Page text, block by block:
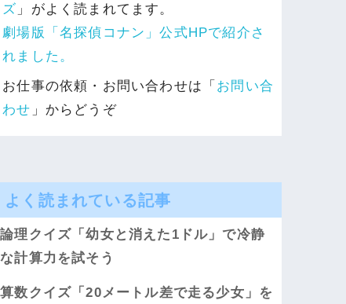
ズ 」がよく読まれてます。
劇場版「名探偵コナン」公式HPで紹介さ
れました。
お仕事の依頼・お問い合わせは「 お問い合
わせ 」からどうぞ
よく読まれている記事
論理クイズ「幼女と消えた1ドル」で冷静
な計算力を試そう
算数クイズ「20メートル差で走る少女」を